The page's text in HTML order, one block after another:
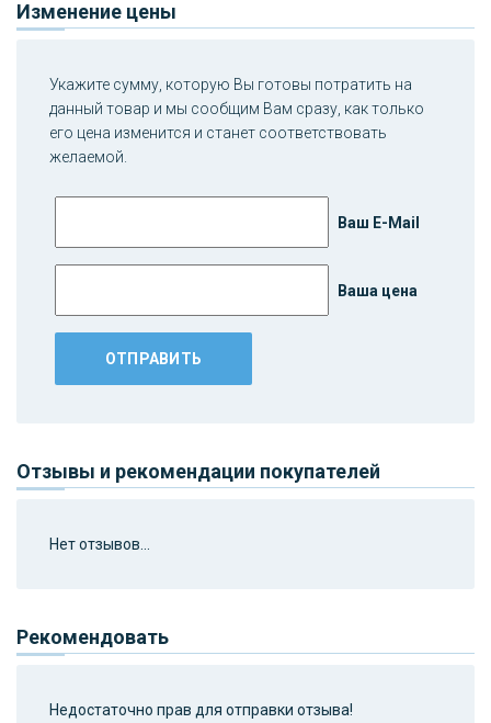
Изменение цены
Укажите сумму, которую Вы готовы потратить на
данный товар и мы сообщим Вам сразу, как только
его цена изменится и станет соответствовать
желаемой.
Ваш E-Mail
Ваша цена
Отзывы и рекомендации покупателей
Нет отзывов...
Рекомендовать
Недостаточно прав для отправки отзыва!